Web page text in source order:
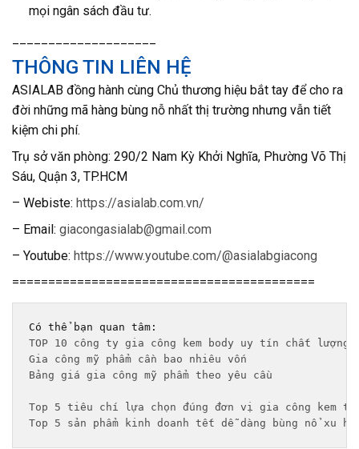
mọi ngân sách đầu tư.
THÔNG TIN LIÊN HỆ
ASIALAB đồng hành cùng Chủ thương hiệu bắt tay để cho ra
đời những mã hàng bùng nỗ nhất thị trường nhưng vẫn tiết
kiệm chi phí.
Trụ sở văn phòng: 290/2 Nam Kỳ Khởi Nghĩa, Phường Võ Thị
Sáu, Quận 3, TP.HCM
– Webiste: https://asialab.com.vn/
– Email: giacongasialab@gmail.com
– Youtube: https://www.youtube.com/@asialabgiacong
==========================================
TOP 10 công ty gia công kem body uy tín chất lượng
Gia công mỹ phẩm cần bao nhiêu vốn
Bảng giá gia công mỹ phẩm theo yêu cầu
Top 5 tiêu chí lựa chọn đúng đơn vị gia công kem
Top 5 sản phẩm kinh doanh tết dễ dàng bùng nổ xu